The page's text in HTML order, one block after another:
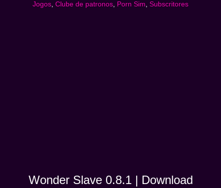
Jogos, Clube de patronos, Porn Sim, Subscritores
Wonder Slave 0.8.1 | Download